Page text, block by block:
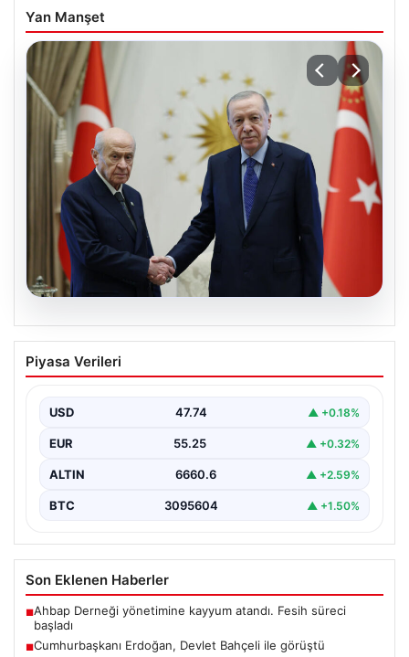
Yan Manşet
06.08.2026
Cumhurbaşkanı Erdoğan, Devlet
Bahçeli ile görüştü
Piyasa Verileri
USD 47.74 ▲ +0.18%
EUR 55.25 ▲ +0.32%
ALTIN 6660.6 ▲ +2.59%
BTC 3095604 ▲ +1.50%
Son Eklenen Haberler
■Ahbap Derneği yönetimine kayyum atandı. Fesih süreci
başladı
■Cumhurbaşkanı Erdoğan, Devlet Bahçeli ile görüştü